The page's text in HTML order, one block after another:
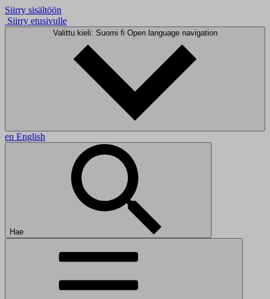
Siirry sisältöön
Siirry etusivulle
Valittu kieli: Suomi fi Open language navigation
en English
Hae